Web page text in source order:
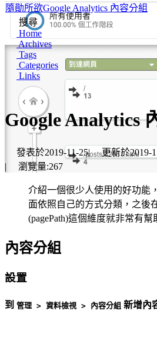
隨勛所欲Google Analytics 內容分組
搜尋
Home
Archives
Tags
Categories
Links
Google Analytics
發表於2019-11-25| 更新於2019-
|
瀏覽量:267
介紹一個很少人使用的好功能
面依照自己的方式分類，之後
(pagePath)這個維度就非常有幫
內容分組
設置
到 管理 > 資料檢視 > 內容分組 新增內